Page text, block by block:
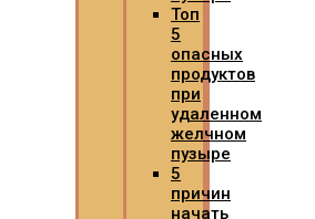
Топ
5
опасных
продуктов
при
удаленном
желчном
пузыре
5
причин
начать